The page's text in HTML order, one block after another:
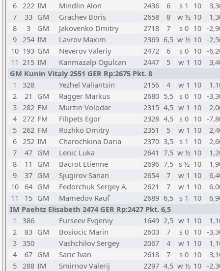
6 222 IM Mindlin Alon 2436 6 s 1 10
7
33 GM Grachev Boris 2658 8 w ½ 10
8
3 GM Jakovenko Dmitry 2718 7 s 0 10 -
9 254 IM Lavrov Maxim 2369 6,5 w ½ 10 -
10 193 GM Neverov Valeriy 2472 6 s 0 10 -
11 215 IM Kanmazalp Ogulcan 2447 5 w 1 10
GM Kunin Vitaly 2551 GER Rp:2675 Pkt. 8
1
328 Yezhel Valiantsin 2156 4 w 1 10
2
21 GM Ragger Markus 2680 5,5 s 0 10 -
3 282 FM Murzin Volodar 2315 4,5 w 1 10
4 272 FM Filipets Egor 2328 4,5 s 0 10 -
5 262 FM Rozhko Dmitry 2351 5 w 1 10
6 252 IM Charochkina Daria 2370 3,5 s 1 10
7
47 GM Lenic Luka 2641 7,5 w ½ 10
8
11 GM Bacrot Etienne 2696 7,5 s ½ 10
9
37 GM Sjugirov Sanan 2654 7 w 1 10
10 64 GM Fedorchuk Sergey A. 2621 7 w 1 10
11
15 GM Mamedov Rauf 2689 6,5 s 1 10
IM Paehtz Elisabeth 2474 GER Rp:2427 Pkt. 6,5
1
386 Furseev Evgeniy 1649 2,5 w 1 10
2
83 GM Bosiocic Marin 2603 7 s 0 10 -
3 350 Vashchilov Sergey 2067 4 w 1 10
4
67 GM Saric Ivan 2618 7 s 0 10 -
5 288 IM Smirnov Valerij 2297 4,5 w ½ 10 -